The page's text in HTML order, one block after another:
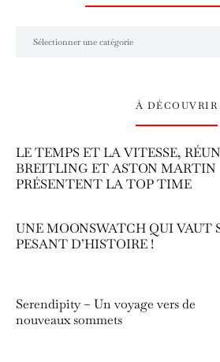
À DÉCOUVRIR
LE TEMPS ET LA VITESSE,
BREITLING ET ASTON MARTIN
PRÉSENTENT LA TOP TIME
UNE MOONSWATCH QUI VAUT
PESANT D’HISTOIRE !
Serendipity – Un voyage vers de
nouveaux sommets